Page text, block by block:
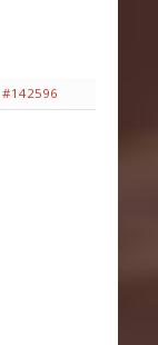
#142596